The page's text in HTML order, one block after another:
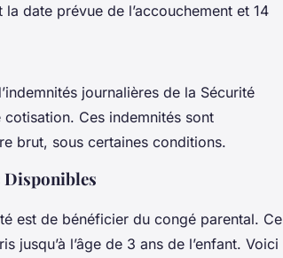
la date prévue de l’accouchement et 14
journalières de la Sécurité
Ces indemnités sont
brut, sous certaines conditions.
Disponibles
est de bénéficier du congé parental. Ce
l’âge de 3 ans de l’enfant. Voici